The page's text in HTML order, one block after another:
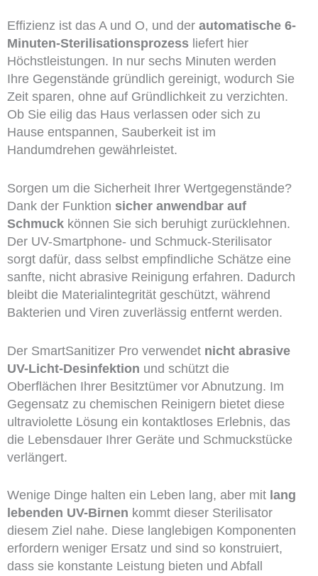
Effizienz ist das A und O, und der automatische 6-
Minuten-Sterilisationsprozessliefert hier
Höchstleistungen. In nur sechs Minuten werden
Ihre Gegenstände gründlich gereinigt, wodurch Sie
Zeit sparen, ohne auf Gründlichkeit zu verzichten.
Ob Sie eilig das Haus verlassen oder sich zu
Hause entspannen, Sauberkeit ist im
Handumdrehen gewährleistet.
Sorgen um die Sicherheit Ihrer Wertgegenstände?
Dank der Funktion sicher anwendbar auf
Schmuckkönnen Sie sich beruhigt zurücklehnen.
Der UV-Smartphone- und Schmuck-Sterilisator
sorgt dafür, dass selbst empfindliche Schätze eine
sanfte, nicht abrasive Reinigung erfahren. Dadurch
bleibt die Materialintegrität geschützt, während
Bakterien und Viren zuverlässig entfernt werden.
Der SmartSanitizer Pro verwendet nicht abrasive
UV-Licht-Desinfektion und schützt die
Oberflächen Ihrer Besitztümer vor Abnutzung. Im
Gegensatz zu chemischen Reinigern bietet diese
ultraviolette Lösung ein kontaktloses Erlebnis, das
die Lebensdauer Ihrer Geräte und Schmuckstücke
verlängert.
Wenige Dinge halten ein Leben lang, aber mit lang
lebenden UV-Birnen kommt dieser Sterilisator
diesem Ziel nahe. Diese langlebigen Komponenten
erfordern weniger Ersatz und sind so konstruiert,
dass sie konstante Leistung bieten und Abfall